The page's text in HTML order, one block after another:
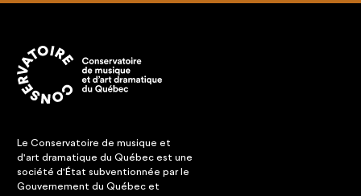
Le Conservatoire de musique et
d'art dramatique du Québec est une
société d'État subventionnée par le
Gouvernement du Québec et